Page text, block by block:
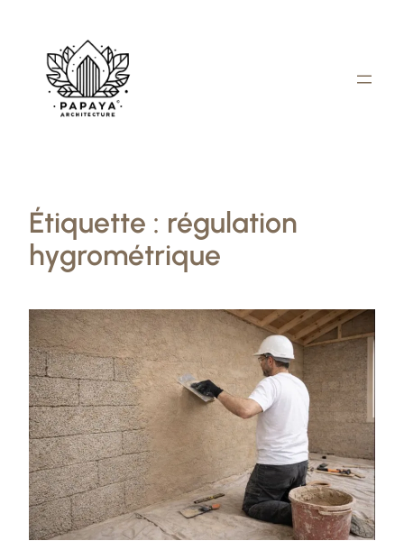
contenu
Étiquette : régulation
hygrométrique